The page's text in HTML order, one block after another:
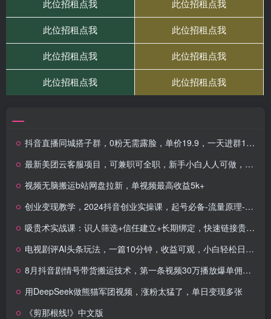
抖音直播同城搭子群，0粉无需露脸，单价19.9，一天进群100人
最新美团云客服项目，可兼职可全职，新手小白人人可做，月入3k无压力
视频无脑搬运b站网盘拉新，单视频最高收益5k+
创业变现教学，2024抖音创业实操课，起号必备-流量原理-获取数据-心得分享
吸贵术实战课：识人筛选+信任建立+长期绑定，快速链接贵人助力成长
电视剧评AI头条玩法，一篇10分钟，收益可观，小白轻松日入5张+【独家】
8月抖音剧情号带货搬运技术，第一条视频30万播放爆单佣金700+
用DeepSeek做熊猫军团视频，涨粉太猛了，单日变现多张
《剪那根线!》中文版